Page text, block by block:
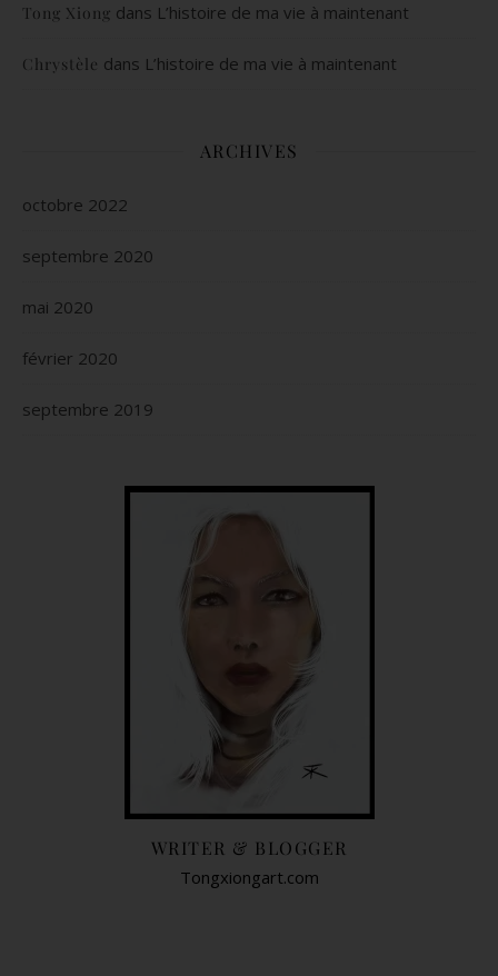
Tong Xiong dans L’histoire de ma vie à maintenant
Chrystèle dans L’histoire de ma vie à maintenant
ARCHIVES
octobre 2022
septembre 2020
mai 2020
février 2020
septembre 2019
WRITER & BLOGGER
Tongxiongart.com